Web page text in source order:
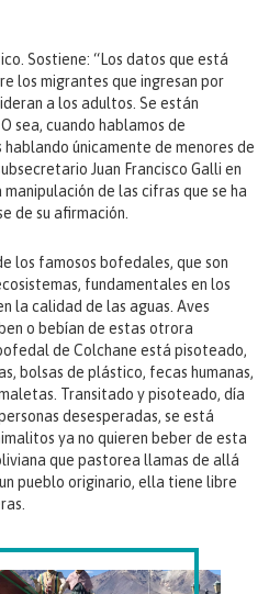
Sostiene: “Los datos que está
los migrantes que ingresan por
a los adultos. Se están
sea, cuando hablamos de
únicamente de menores de
Juan Francisco Galli en
de las cifras que se ha
de su afirmación.
los famosos bofedales, que son
fundamentales en los
la calidad de las aguas. Aves
o bebían de estas otrora
de Colchane está pisoteado,
bolsas de plástico, fecas humanas,
Transitado y pisoteado, día
desesperadas, se está
ya no quieren beber de esta
que pastorea llamas de allá
pueblo originario, ella tiene libre